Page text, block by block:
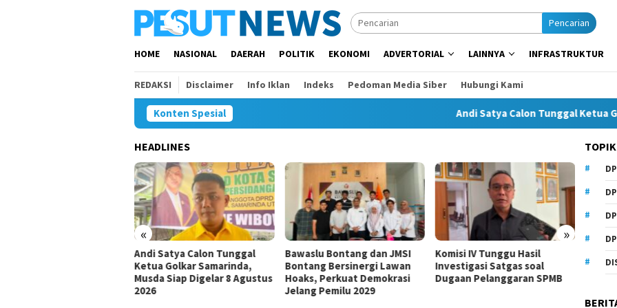
Pencarian
HOME NASIONAL DAERAH POLITIK EKONOMI ADVERTORIAL LAINNYA INFRASTRUKTUR
REDAKSI Disclaimer Info Iklan Indeks Pedoman Media Siber Hubungi Kami
Konten Spesial Andi Satya Calon Tunggal Ketua
HEADLINES
« »
Andi Satya Calon Tunggal
Ketua Golkar Samarinda,
Musda Siap Digelar 8 Agustus
2026
Bawaslu Bontang dan JMSI
Bontang Bersinergi Lawan
Hoaks, Perkuat Demokrasi
Jelang Pemilu 2029
Komisi IV Tunggu Hasil
Investigasi Satgas soal
Dugaan Pelanggaran SPMB